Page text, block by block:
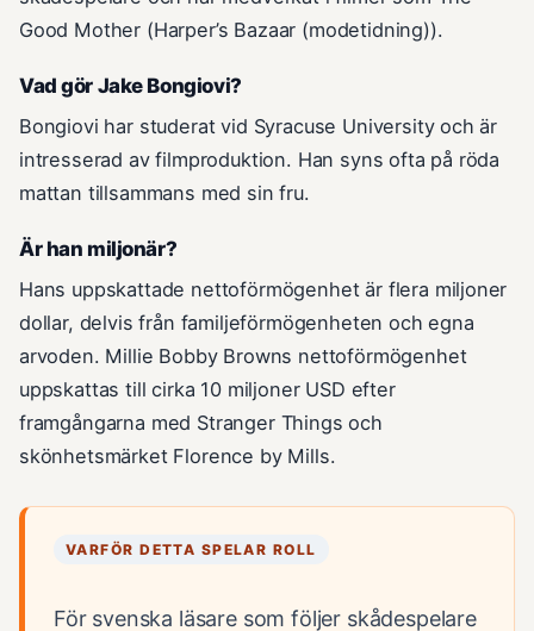
Good Mother (Harper’s Bazaar (modetidning)).
Vad gör Jake Bongiovi?
Bongiovi har studerat vid Syracuse University och är
intresserad av filmproduktion. Han syns ofta på röda
mattan tillsammans med sin fru.
Är han miljonär?
Hans uppskattade nettoförmögenhet är flera miljoner
dollar, delvis från familjeförmögenheten och egna
arvoden. Millie Bobby Browns nettoförmögenhet
uppskattas till cirka 10 miljoner USD efter
framgångarna med Stranger Things och
skönhetsmärket Florence by Mills.
VARFÖR DETTA SPELAR ROLL
För svenska läsare som följer skådespelare